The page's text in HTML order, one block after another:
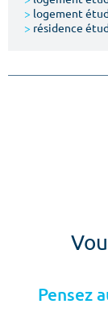
> logement
> résidence
Pensez